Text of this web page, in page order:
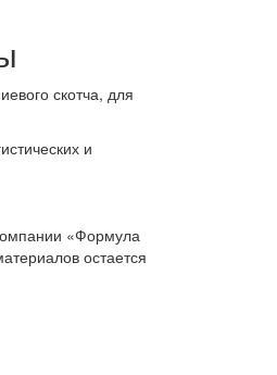
скотча, для
и
«Формула
остается